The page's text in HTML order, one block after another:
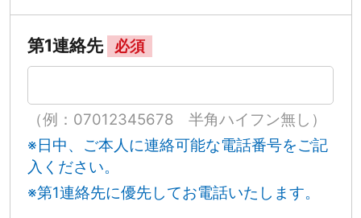
第1連絡先 必須
（例：07012345678 半角ハイフン無し）
※日中、ご本人に連絡可能な電話番号をご記
入ください。
※第1連絡先に優先してお電話いたします。